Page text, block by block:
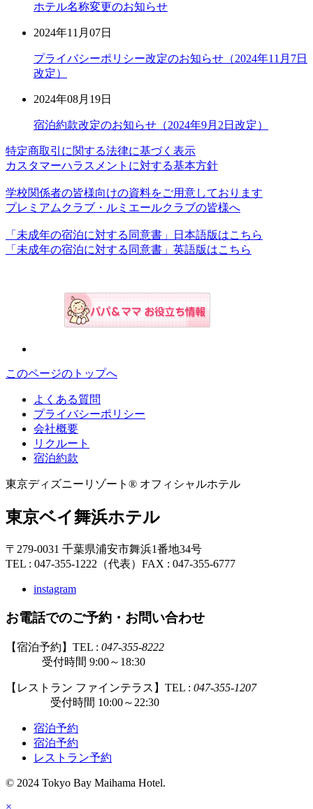
ホテル名称変更のお知らせ
2024年11月07日
プライバシーポリシー改定のお知らせ（2024年11月7日
改定）
2024年08月19日
宿泊約款改定のお知らせ（2024年9月2日改定）
特定商取引に関する法律に基づく表示
カスタマーハラスメントに対する基本方針
学校関係者の皆様向けの資料をご用意しております
プレミアムクラブ・ルミエールクラブの皆様へ
「未成年の宿泊に対する同意書」日本語版はこちら
「未成年の宿泊に対する同意書」英語版はこちら
このページのトップへ
よくある質問
プライバシーポリシー
会社概要
リクルート
宿泊約款
東京ディズニーリゾート® オフィシャルホテル
東京ベイ舞浜ホテル
〒279-0031 千葉県浦安市舞浜1番地34号
TEL : 047-355-1222（代表） FAX : 047-355-6777
instagram
お電話でのご予約・お問い合わせ
【宿泊予約】TEL : 047-355-8222
受付時間 9:00～18:30
【レストラン ファインテラス】TEL : 047-355-1207
受付時間 10:00～22:30
宿泊予約
宿泊予約
レストラン予約
© 2024 Tokyo Bay Maihama Hotel.
×